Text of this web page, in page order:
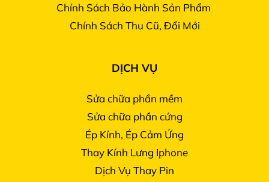
Chính Sách Bảo Hành Sản Phẩm
Chính Sách Thu Cũ, Đổi Mới
DỊCH VỤ
Sửa chữa phần mềm
Sửa chữa phần cứng
Ép Kính, Ép Cảm Ứng
Thay Kính Lưng Iphone
Dịch Vụ Thay Pin